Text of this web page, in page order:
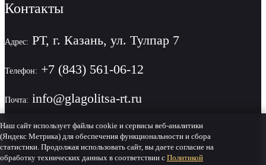
Контакты
Адрес: РТ, г. Казань, ул. Тулпар 7
Телефон: +7 (843) 561-06-12
Почта: info@glagolitsa-rt.ru
Политика конфиденциальности
Наш сайт использует файлы cookie и сервисы веб-аналитики
(Яндекс Метрика) для обеспечения функциональности и сбора
статистики. Продолжая использовать сайт, вы даете согласие на
обработку технических данных в соответствии с Политикой